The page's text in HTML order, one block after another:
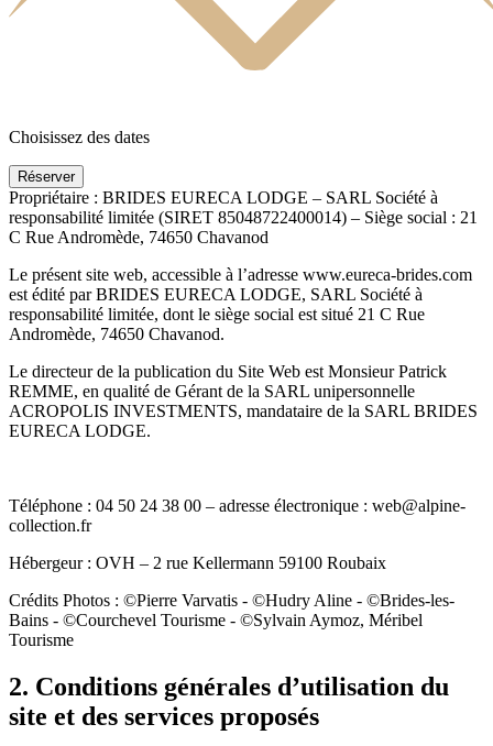
fr
en
Choisissez des dates
Réserver
1. Présentation du site
En vertu de l’article 6 de la loi n° 2004-575 du 21 juin 2004 pour la
Propriétaire : BRIDES EURECA LODGE – SARL Société à
responsabilité limitée (SIRET 85048722400014) – Siège social : 21
C Rue Andromède, 74650 Chavanod
Le présent site web, accessible à l’adresse www.eureca-brides.com
est édité par BRIDES EURECA LODGE, SARL Société à
responsabilité limitée, dont le siège social est situé 21 C Rue
Andromède, 74650 Chavanod.
Le directeur de la publication du Site Web est Monsieur Patrick
REMME, en qualité de Gérant de la SARL unipersonnelle
ACROPOLIS INVESTMENTS, mandataire de la SARL BRIDES
EURECA LODGE.
Téléphone : 04 50 24 38 00 – adresse électronique : web@alpine-
collection.fr
Hébergeur : OVH – 2 rue Kellermann 59100 Roubaix
Crédits Photos : ©Pierre Varvatis - ©Hudry Aline - ©Brides-les-
Bains - ©Courchevel Tourisme - ©Sylvain Aymoz, Méribel
Tourisme
2. Conditions générales d’utilisation du
site et des services proposés